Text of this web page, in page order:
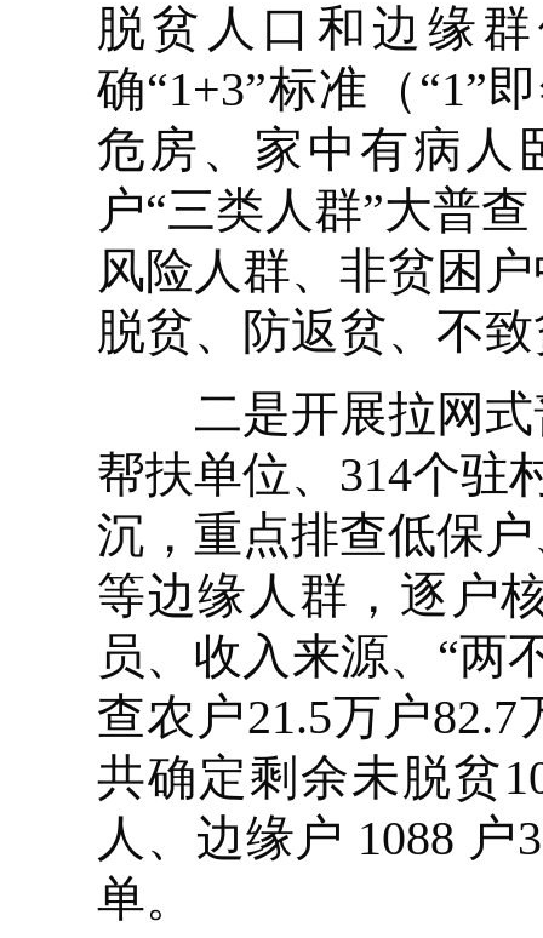
脱贫人口和边缘
确“1+3”标准（“1”
危房、家中有病人
户“三类人群”大普
风险人群、非贫困
脱贫、防返贫、不
二是开展拉网式
帮扶单位、314个驻
沉，重点排查低保
等边缘人群，逐户
员、收入来源、“两
查农户21.5万户
共确定剩余未脱贫
人、边缘户 1088
单。